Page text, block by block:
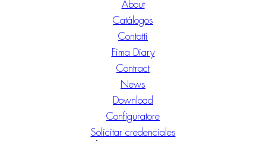
About
Catálogos
Contatti
Fima Diary
Contract
News
Download
Configuratore
Solicitar credenciales